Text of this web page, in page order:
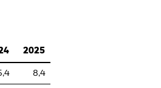
2025
8,4